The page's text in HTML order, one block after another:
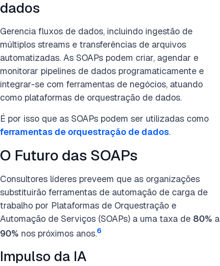
dados
Gerencia fluxos de dados, incluindo ingestão de
múltiplos streams e transferências de arquivos
automatizadas. As SOAPs podem criar, agendar e
monitorar pipelines de dados programaticamente e
integrar-se com ferramentas de negócios, atuando
como plataformas de orquestração de dados.
É por isso que as SOAPs podem ser utilizadas como
ferramentas de orquestração de dados.
O Futuro das SOAPs
Consultores líderes preveem que as organizações
substituirão ferramentas de automação de carga de
trabalho por Plataformas de Orquestração e
Automação de Serviços (SOAPs) a uma taxa de 80% a
90% nos próximos anos.6
Impulso da IA